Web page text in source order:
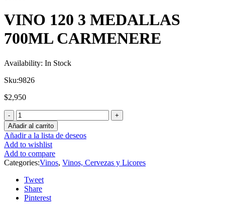
VINO 120 3 MEDALLAS
700ML CARMENERE
Availability: In Stock
Sku:9826
$2,950
Añadir al carrito
Añadir a la lista de deseos
Add to wishlist
Add to compare
Categories:Vinos, Vinos, Cervezas y Licores
Tweet
Share
Pinterest